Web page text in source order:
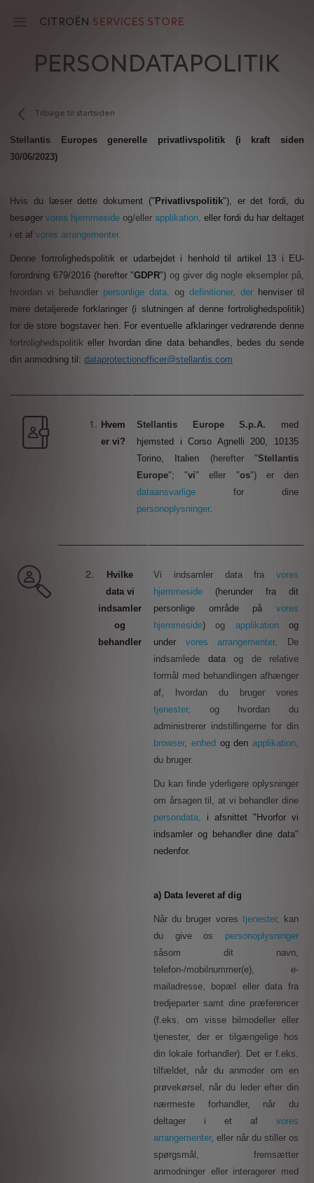
CITROËN SERVICES STORE
PERSONDATAPOLITIK
Tilbage til startsiden
Stellantis Europes generelle privatlivspolitik (i kraft siden
30/06/2023)
Hvis du læser dette dokument (" Privatlivspolitik"), er det fordi, du
besøger vores hjemmeside og/eller applikation, eller fordi du har deltaget
i et af vores arrangementer.
Denne fortrolighedspolitik er udarbejdet i henhold til artikel 13 i EU-
forordning 679/2016 (herefter "GDPR")og giver dig nogle eksempler på,
hvordan vi behandler personlige data, og definitioner, der henviser til
mere detaljerede forklaringer (i slutningen af denne fortrolighedspolitik)
for de store bogstaver heri. For eventuelle afklaringer vedrørende denne
fortrolighedspolitikeller hvordan dine data behandles, bedes du sende
din anmodning til: dataprotectionofficer@stellantis.com
Hvem
er vi?
Stellantis Europe S.p.A. med
hjemsted i Corso Agnelli 200, 10135
Torino, Italien (herefter "Stellantis
Europe"; "vi" eller "os") er den
dataansvarlige for dine
personoplysninger.
Hvilke
data vi
indsamler
og
behandler
Vi indsamler data fra vores
hjemmeside (herunder fra dit
personlige område på vores
hjemmeside)og applikationog
under vores arrangementer.
De
indsamlede data og de relative
formål med behandlingen afhænger
af, hvordan du bruger vores
tjenester, og hvordan du
administrerer indstillingerne for din
browser, enhed og den applikation,
du bruger.
Du kan finde yderligere oplysninger
om årsagen til, at vi behandler dine
persondata, i afsnittet "Hvorfor vi
indsamler og behandler dine data"
nedenfor.
a) Data leveret af dig
Når du bruger vores tjenester, kan
du give os personoplysninger
såsom dit navn,
telefon-/mobilnummer(e), e-
mailadresse, bopæl eller data fra
tredjeparter samt dine præferencer
(f.eks. om visse bilmodeller eller
tjenester, der er tilgængelige hos
din lokale forhandler). Det er f.eks.
tilfældet, når du anmoder om en
prøvekørsel, når du leder efter din
nærmeste forhandler, når du
deltager i et af vores
arrangementer, eller når du stiller os
spørgsmål, fremsætter
anmodninger eller interagerer med